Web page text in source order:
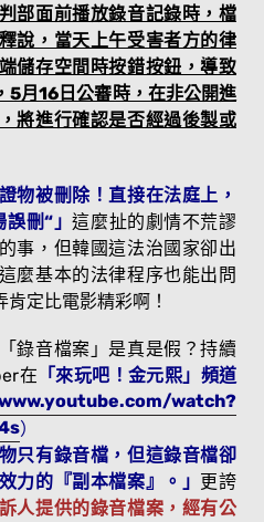
部面前播放錄音記錄時，檔
說，當天上午受害者方的律
儲存空間時按錯按鈕，導致
5月16日公審時，在非公開進
將進行確認是否經過後製或
證物被刪除！直接在法庭上，
誤刪“」這麼扯的劇情不荒謬
事，但韓國這法治國家卻出
麼基本的法律程序也能出問
定比電影精彩啊！
錄音檔案」是真是假？持續
在 「來玩吧！金元熙」頻道
watch?
）
只有錄音檔，但這錄音檔卻
力的『副本檔案』。」 更誇
人提供的錄音檔案，經有公